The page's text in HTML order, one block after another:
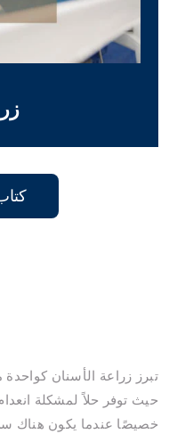
تبرز زراعة الأسنان
حيث توفر حلاً لمشكلة
خصيصًا عندما يكون هناك